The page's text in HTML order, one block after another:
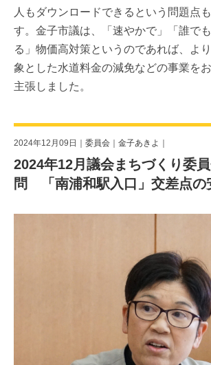
人もダウンロードできるという問題点
す。金子市議は、「速やかで」「誰で
る」物価高対策というのであれば、よ
象とした水道料金の減免などの事業を
主張しました。
2024年12月09日｜ 委員会 ｜ 金子あきよ ｜
2024年12月議会まちづくり委
問 「南浦和駅入口」交差点の